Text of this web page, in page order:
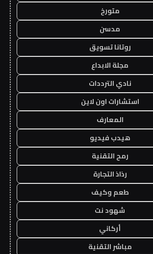
متورخ
مدسن
روتانا تسويق
مجلة الابداع
نادي الترددات
استشارات اون لاين
المعارف
هيدب فيديو
رمح التقنية
رذاذ التجارة
طعم وكيف
شهود نت
أركاني
مباشر التقنية